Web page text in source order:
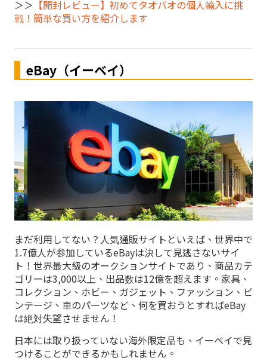
＞＞ 【開封レビュー】初めてタオバオの個人輸入に挑
戦！簡単な買い方を紹介します
eBay（イーベイ）
まだ利用してない？人気通販サイトといえば、世界中で
1.7億人が参加しているeBayは決して見逃さないサイ
ト！世界最大級のオークションサイトであり、商品カテ
ゴリーは3,000以上、出品数は12億を超えます。家具、
コレクション、ホビー、ガジェット、ファッション、ビ
ンテージ、車のパーツなど、何を買おうとすればeBay
は絶対失望させません！
日本には取り扱っていない海外限定品も、イーベイで見
つけることができるかもしれません。